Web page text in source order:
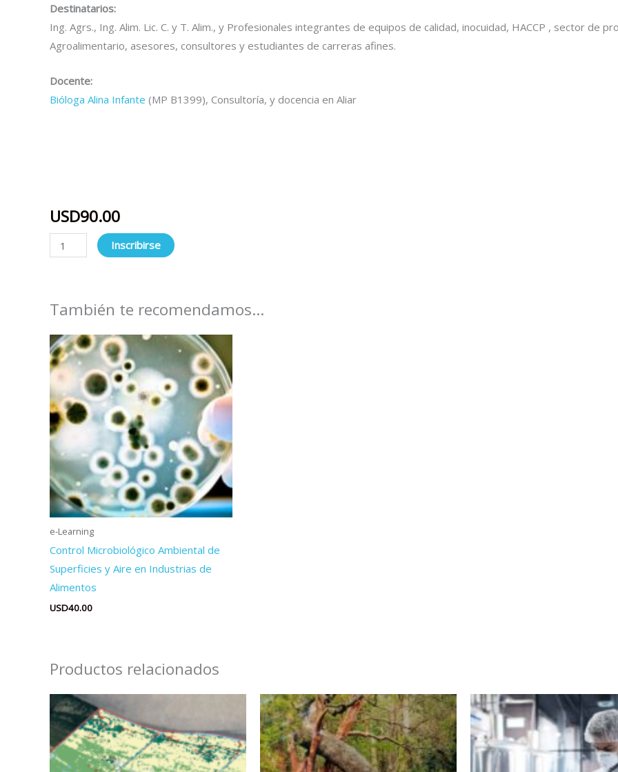
Destinatarios:
Ing. Agrs., Ing. Alim. Lic. C. y T. Alim., y Profesionales integrantes de equipos de calidad, inocuidad, HACCP , sector de
Agroalimentario, asesores, consultores y estudiantes de carreras afines.
Docente:
Bióloga Alina Infante (MP B1399), Consultoría, y docencia en Aliar
USD90.00
Inscribirse
También te recomendamos…
e-Learning
Control Microbiológico Ambiental de
Superficies y Aire en Industrias de
Alimentos
USD40.00
Productos relacionados